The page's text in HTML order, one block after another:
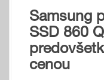
Samsung
SSD 860
cenou